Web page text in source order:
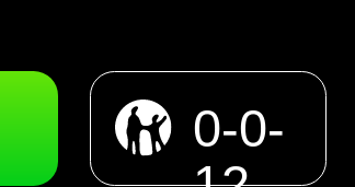
0-0-
12